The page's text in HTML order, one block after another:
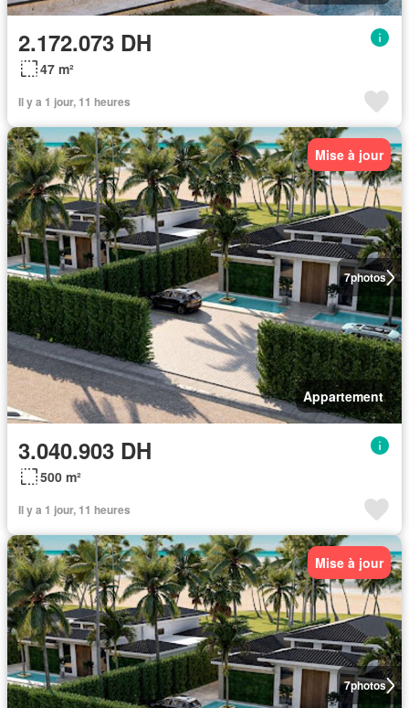
2.172.073 DH
47 m²
Il y a 1 jour, 11 heures
7photos
Mise à jour
Appartement
3.040.903 DH
500 m²
Il y a 1 jour, 11 heures
7photos
Mise à jour